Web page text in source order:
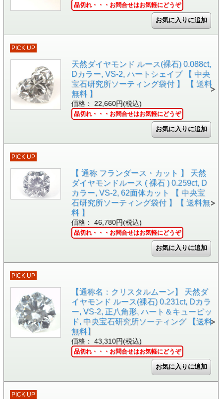
品切れ・・・お問合せはお気軽にどうぞ
PICK UP
天然ダイヤモンド ルース(裸石) 0.088ct,
Dカラー, VS-2, ハートシェイプ 【 中央
宝石研究所ソーティング袋付 】 【 送料
無料 】
価格： 22,660円(税込)
品切れ・・・お問合せはお気軽にどうぞ
PICK UP
【 通称 フランダース・カット 】 天然
ダイヤモンドルース ( 裸石 ) 0.259ct, D
カラー, VS-2, 62面体カット 【 中央宝
石研究所ソーティング袋付 】【 送料無
料 】
価格： 46,780円(税込)
品切れ・・・お問合せはお気軽にどうぞ
PICK UP
【通称名：クリスタルムーン】 天然ダ
イヤモンド ルース(裸石) 0.231ct, Dカラ
ー, VS-2, 正八角形, ハート＆キューピッ
ド, 中央宝石研究所ソーティング 【送料
無料】
価格： 43,310円(税込)
品切れ・・・お問合せはお気軽にどうぞ
PICK UP